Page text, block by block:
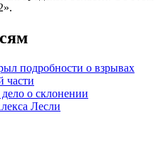
подробности о взрывах
части
о склонении
Лесли